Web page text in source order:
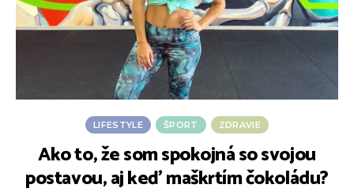
LIFESTYLE ŠPORT ZDRAVIE
Ako to, že som spokojná so svojou
postavou, aj keď maškrtím čokoládu?